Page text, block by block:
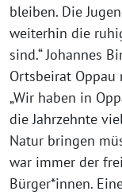
bleiben. Die
weiterhin die
sind.“ Johannes
Ortsbeirat Oppau
„Wir haben in
die Jahrzehnte
Natur bringen
war immer der
Bürger*innen.